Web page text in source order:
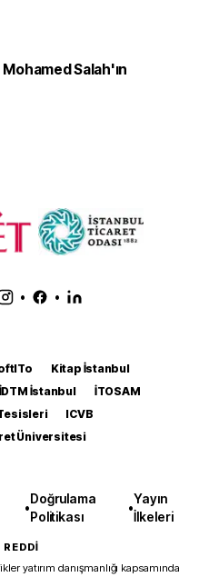
Mohamed Salah'ın
• •
Kitap İstanbul
İDTM İstanbul
İTOSAM
ICVB
Üniversitesi
•
Doğrulama
Politikası
•
Yayın
İlkeleri
yatırım danışmanlığı kapsamında